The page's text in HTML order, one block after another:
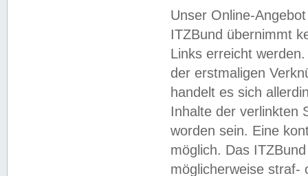
Unser Online-
ITZBund übernimmt
Links erreicht
der erstmaligen
handelt es sich
Inhalte der verlinkten
worden sein. Eine
möglich. Das
möglicherweise straf-